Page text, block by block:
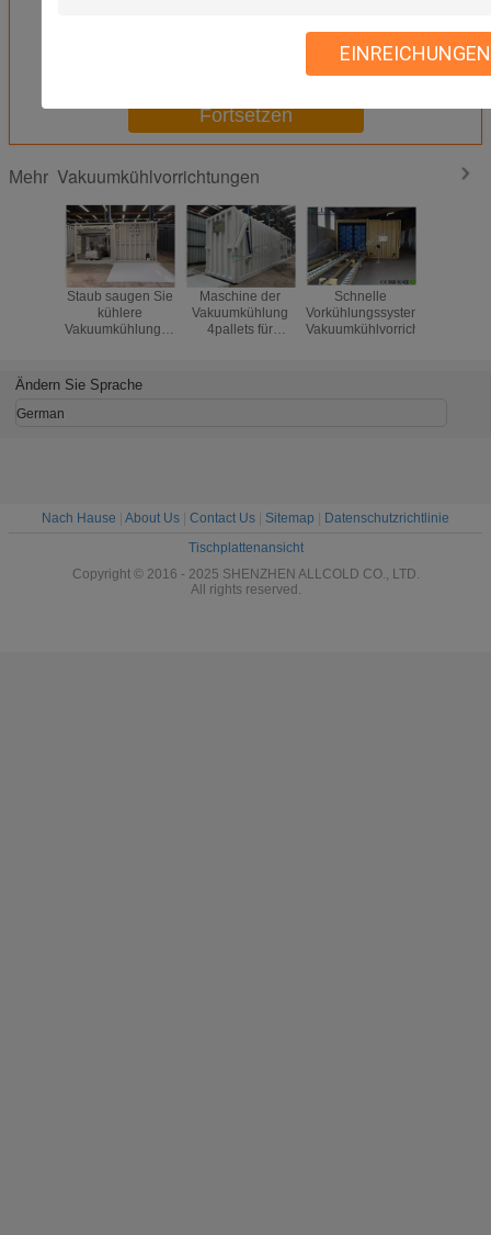
EINREICHUNGEN
Kühlvorrichtung für Fluglinie
Fortsetzen
Mehr Vakuumkühlvorrichtungen
Staub saugen Sie
kühlere
Vakuumkühlungsmaschine
und -pilz der
Gemüsefrüchte
Maschine der
Vakuumkühlung
4pallets für
Schnelle
Vorkühlungssystem-
Vakuumkühlvorrichtungen
Ändern Sie Sprache
German
Nach Hause About Us Contact Us Sitemap
Datenschutzrichtlinie
Tischplattenansicht
Copyright © 2016 - 2025 SHENZHEN ALLCOLD CO., LTD.
All rights reserved.